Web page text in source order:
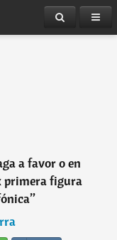
a favor o en
primera figura
”